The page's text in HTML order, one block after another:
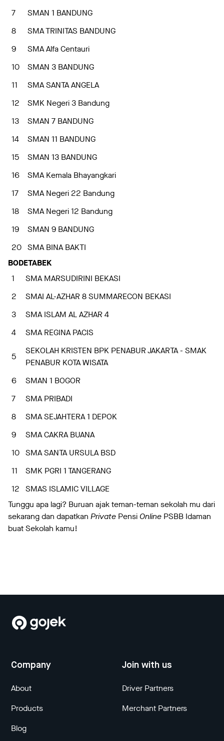
7
SMAN 1 BANDUNG
8
SMA TRINITAS BANDUNG
9
SMA Alfa Centauri
10
SMAN 3 BANDUNG
11
SMA SANTA ANGELA
12
SMK Negeri 3 Bandung
13
SMAN 7 BANDUNG
14
SMAN 11 BANDUNG
15
SMAN 13 BANDUNG
16
SMA Kemala Bhayangkari
17
SMA Negeri 22 Bandung
18
SMA Negeri 12 Bandung
19
SMAN 9 BANDUNG
20 SMA BINA BAKTI
BODETABEK
1
SMA MARSUDIRINI BEKASI
2
SMAI AL-AZHAR 8 SUMMARECON BEKASI
3
SMA ISLAM AL AZHAR 4
4
SMA REGINA PACIS
5
SEKOLAH KRISTEN BPK PENABUR JAKARTA - SMAK
PENABUR KOTA WISATA
6
SMAN 1 BOGOR
7
SMA PRIBADI
8
SMA SEJAHTERA 1 DEPOK
9
SMA CAKRA BUANA
10 SMA SANTA URSULA BSD
11
SMK PGRI 1 TANGERANG
12
SMAS ISLAMIC VILLAGE
Tunggu apa lagi? Buruan ajak teman-teman sekolah mu dari
sekarang dan dapatkan Private Pensi Online PSBB Idaman
buat Sekolah kamu!
Company
About
Products
Blog
Join with us
Driver Partners
Merchant Partners